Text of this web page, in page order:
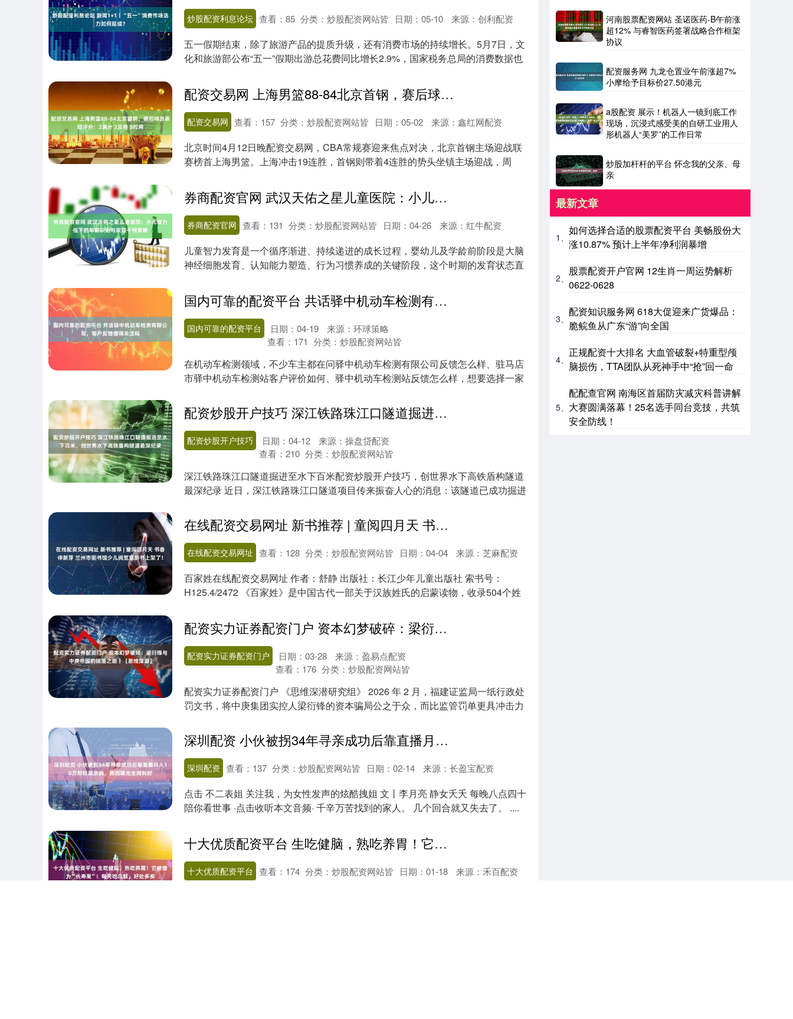
炒股配资利息论坛 日期：05-10 来源：创利配资
查看： 85 分类： 炒股配资网站皆
五一假期结束，除了旅游产品的提质升级，还有消费市场的持续增长。5月7日，文
化和旅游部公布“五一”假期出游总花费同比增长2.9%，国家税务总局的消费数据也
配资交易网 上海男篮88-84北京首钢，赛后球员表现评分：2满分 2及格 3拉垮
配资交易网 日期：05-02 来源：鑫红网配资
查看： 157 分类： 炒股配资网站皆
北京时间4月12日晚配资交易网，CBA常规赛迎来焦点对决，北京首钢主场迎战联
赛榜首上海男篮。上海冲击19连胜，首钢则带着4连胜的势头坐镇主场迎战，周
券商配资官网 武汉天佑之星儿童医院：小儿智力低下的早期识别与家庭干预策略
券商配资官网 日期：04-26 来源：红牛配资
查看： 131 分类： 炒股配资网站皆
儿童智力发育是一个循序渐进、持续递进的成长过程，婴幼儿及学龄前阶段是大脑
神经细胞发育、认知能力塑造、行为习惯养成的关键阶段，这个时期的发育状态直
国内可靠的配资平台 共话驿中机动车检测有限公司，客户反馈值得关注吗
国内可靠的配资平台 日期：04-19
来源：环球策略
查看： 171 分类： 炒股配资网站皆
在机动车检测领域，不少车主都在问驿中机动车检测有限公司反馈怎么样、驻马店
市驿中机动车检测站客户评价如何、驿中机动车检测站反馈怎么样，想要选择一家
配资炒股开户技巧 深江铁路珠江口隧道掘进至水下百米，创世界水下高铁盾构隧道最深纪录
配资炒股开户技巧 日期：04-12
来源：操盘贷配资
查看： 210 分类： 炒股配资网站皆
深江铁路珠江口隧道掘进至水下百米配资炒股开户技巧，创世界水下高铁盾构隧道
最深纪录 近日，深江铁路珠江口隧道项目传来振奋人心的消息：该隧道已成功掘进
在线配资交易网址 新书推荐 | 童阅四月天 书香伴新芽 兰州市图书馆少儿阅览室新书上架了！
在线配资交易网址 日期：04-04 来源：芝麻配资
查看： 128 分类： 炒股配资网站皆
百家姓在线配资交易网址 作者：舒静 出版社：长江少年儿童出版社 索书号：
H125.4/2472 《百家姓》是中国古代一部关于汉族姓氏的启蒙读物，收录504个姓
配资实力证券配资门户 资本幻梦破碎：梁衍锋与中庚帝国的陨落之路丨【思维深潜】
配资实力证券配资门户 日期：03-28
来源：盈易点配资
查看： 176 分类： 炒股配资网站皆
配资实力证券配资门户 《思维深潜研究组》 2026 年 2 月，福建证监局一纸行政处
罚文书，将中庚集团实控人梁衍锋的资本骗局公之于众，而比监管罚单更具冲击力
深圳配资 小伙被拐34年寻亲成功后靠直播月入10万却拉黑亲妈，原因曝光全网叫好
深圳配资 日期：02-14 来源：长盈宝配资
查看： 137 分类： 炒股配资网站皆
点击 不二表姐 关注我，为女性发声的炫酷拽姐 文丨李月亮 静女夭夭 每晚八点四十
陪你看世事 ·点击收听本文音频· 千辛万苦找到的家人。 几个回合就又失去了。 ....
十大优质配资平台 生吃健脑，熟吃养胃！它被誉为“长寿果”！每天吃几颗，好处多多
十大优质配资平台 日期：01-18 来源：禾百配资
查看： 174 分类： 炒股配资网站皆
河南股票配资网站 圣诺医药-B午前涨
超12% 与睿智医药签署战略合作框架
协议
配资服务网 九龙仓置业午前涨超7%
小摩给予目标价27.50港元
a股配资 展示！机器人一镜到底工作
现场，沉浸式感受美的自研工业用人
形机器人“美罗”的工作日常
炒股加杆杆的平台 怀念我的父亲、母
亲
最新文章
1、
如何选择合适的股票配资平台 美畅股份大
涨10.87% 预计上半年净利润暴增
2、
股票配资开户官网 12生肖一周运势解析
0622-0628
3、
配资知识服务网 618大促迎来广货爆品：
脆鲩鱼从广东“游”向全国
4、
正规配资十大排名 大血管破裂+特重型颅
脑损伤，TTA团队从死神手中“抢”回一命
5、
配配查官网 南海区首届防灾减灾科普讲解
大赛圆满落幕！25名选手同台竞技，共筑
安全防线！